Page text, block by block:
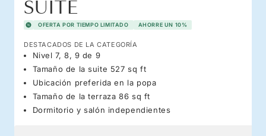
SUITE
OFERTA POR TIEMPO LIMITADO AHORRE UN 10%
DESTACADOS DE LA CATEGORÍA
Nivel 7, 8, 9 de 9
Tamaño de la suite 527 sq ft
Ubicación preferida en la popa
Tamaño de la terraza 86 sq ft
Dormitorio y salón independientes